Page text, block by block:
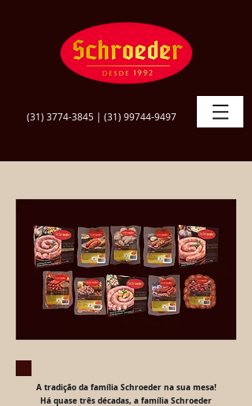
(31) 3774-3845| (31) 99744-9497
A tradição da família Schroeder na sua mesa!
Há quase três décadas, a família Schroeder